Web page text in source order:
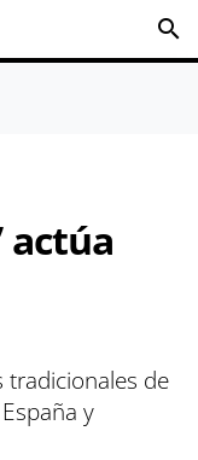
search
actúa
tradicionales de
y